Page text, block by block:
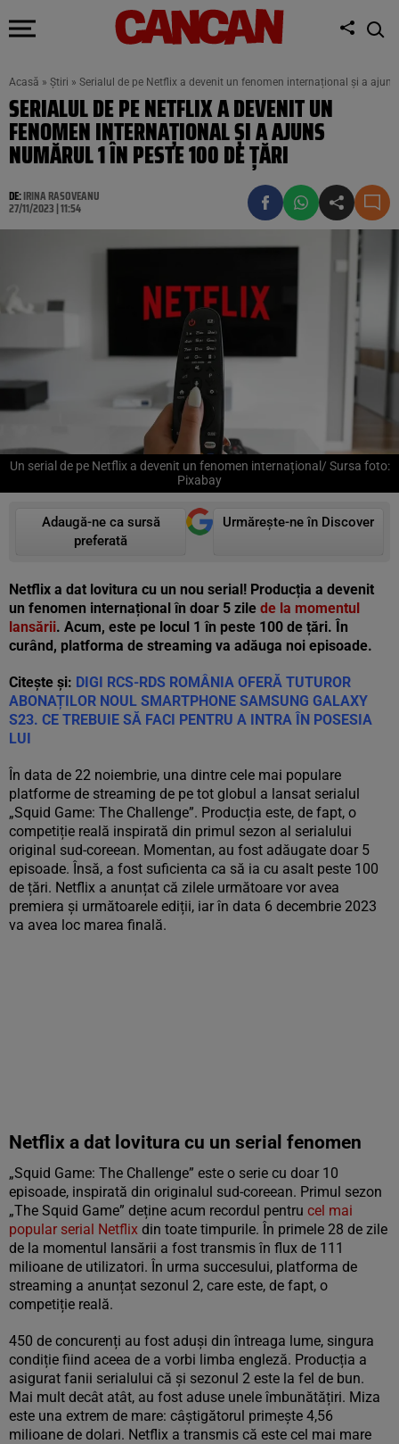
Acasă » Știri » Serialul de pe Netflix a devenit un fenomen internațional și a
SERIALUL DE PE NETFLIX A DEVENIT UN
FENOMEN INTERNAȚIONAL ȘI A AJUNS
NUMĂRUL 1 ÎN PESTE 100 DE ȚĂRI
DE:IRINA RASOVEANU
27/11/2023 | 11:54
Un serial de pe Netflix a devenit un fenomen internațional/ Sursa foto:
Pixabay
Adaugă-ne ca sursă
preferată
Urmărește-ne în Discover
Netflix a dat lovitura cu un nou serial! Producția a devenit
un fenomen internațional în doar 5 zile de la momentul
lansării. Acum, este pe locul 1 în peste 100 de țări. În
curând, platforma de streaming va adăuga noi episoade.
Citește și: DIGI RCS-RDS ROMÂNIA OFERĂ TUTUROR
ABONAȚILOR NOUL SMARTPHONE SAMSUNG GALAXY
S23. CE TREBUIE SĂ FACI PENTRU A INTRA ÎN POSESIA
LUI
În data de 22 noiembrie, una dintre cele mai populare
platforme de streaming de pe tot globul a lansat serialul
„Squid Game: The Challenge”. Producția este, de fapt, o
competiție reală inspirată din primul sezon al serialului
original sud-coreean. Momentan, au fost adăugate doar 5
episoade. Însă, a fost suficienta ca să ia cu asalt peste 100
de țări. Netflix a anunțat că zilele următoare vor avea
premiera și următoarele ediții, iar în data 6 decembrie 2023
va avea loc marea finală.
Netflix a dat lovitura cu un serial fenomen
„Squid Game: The Challenge” este o serie cu doar 10
episoade, inspirată din originalul sud-coreean. Primul sezon
„The Squid Game” deține acum recordul pentru cel mai
popular serial Netflix din toate timpurile. În primele 28 de zile
de la momentul lansării a fost transmis în flux de 111
milioane de utilizatori. În urma succesului, platforma de
streaming a anunțat sezonul 2, care este, de fapt, o
competiție reală.
450 de concurenți au fost aduși din întreaga lume, singura
condiție fiind aceea de a vorbi limba engleză. Producția a
asigurat fanii serialului că și sezonul 2 este la fel de bun.
Mai mult decât atât, au fost aduse unele îmbunătățiri. Miza
este una extrem de mare: câștigătorul primește 4,56
milioane de dolari. Netflix a transmis că este cel mai mare